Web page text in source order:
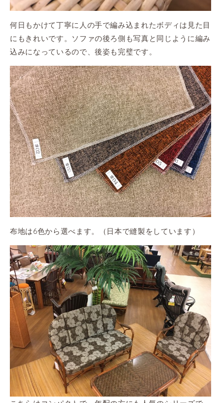
何日もかけて丁寧に人の手で編み込まれたボディは見た目
にもきれいです。ソファの後ろ側も写真と同じように編み
込みになっているので、後姿も完璧です。
布地は6色から選べます。（日本で縫製をしています）